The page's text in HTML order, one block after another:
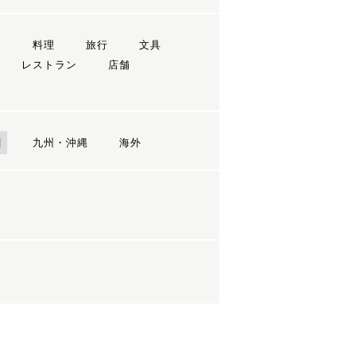
料理 旅行
文具
レストラン
店舗
九州・沖縄 海外